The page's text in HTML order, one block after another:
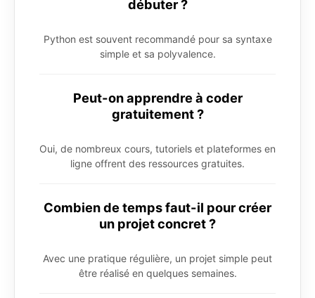
débuter ?
Python est souvent recommandé pour sa syntaxe
simple et sa polyvalence.
Peut-on apprendre à coder
gratuitement ?
Oui, de nombreux cours, tutoriels et plateformes en
ligne offrent des ressources gratuites.
Combien de temps faut-il pour créer
un projet concret ?
Avec une pratique régulière, un projet simple peut
être réalisé en quelques semaines.